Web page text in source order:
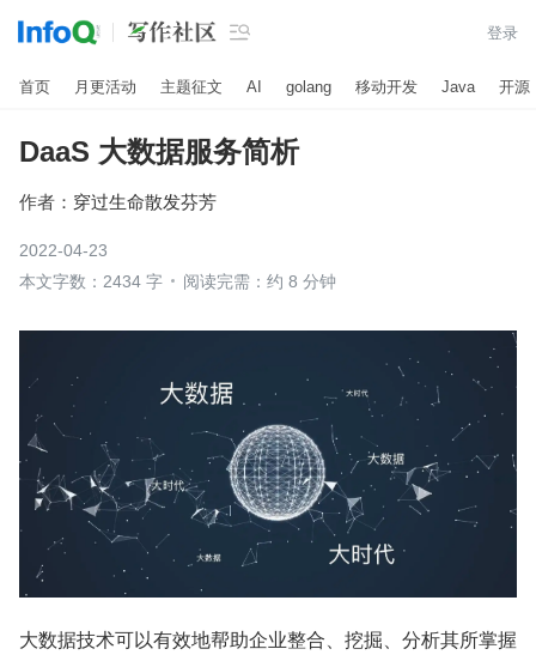
 登录
首页 月更活动 主题征文 AI golang 移动开发 Java 开源
DaaS 大数据服务简析
作者： 穿过生命散发芬芳
2022-04-23
本文字数：2434 字
阅读完需：约 8 分钟
大数据技术可以有效地帮助企业整合、挖掘、分析其所掌握